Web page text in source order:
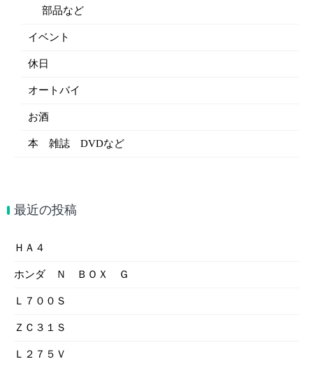
部品など
イベント
休日
オートバイ
お酒
本 雑誌 DVDなど
最近の投稿
ＨＡ４
ホンダ Ｎ ＢＯＸ Ｇ
Ｌ７００Ｓ
ＺＣ３１Ｓ
Ｌ２７５Ｖ